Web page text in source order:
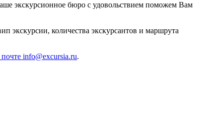
экскурсионное бюро с удовольствием поможем Вам
экскурсии, количества экскурсантов и маршрута
info@excursia.ru.